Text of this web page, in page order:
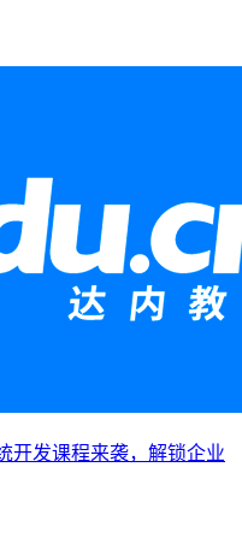
开发课程来袭，解锁企业